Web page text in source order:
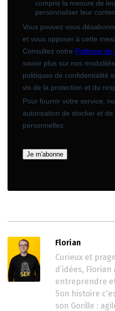
Florian
Curieux et
d’idées,
entreprendre
Son histoire
son Gorille :